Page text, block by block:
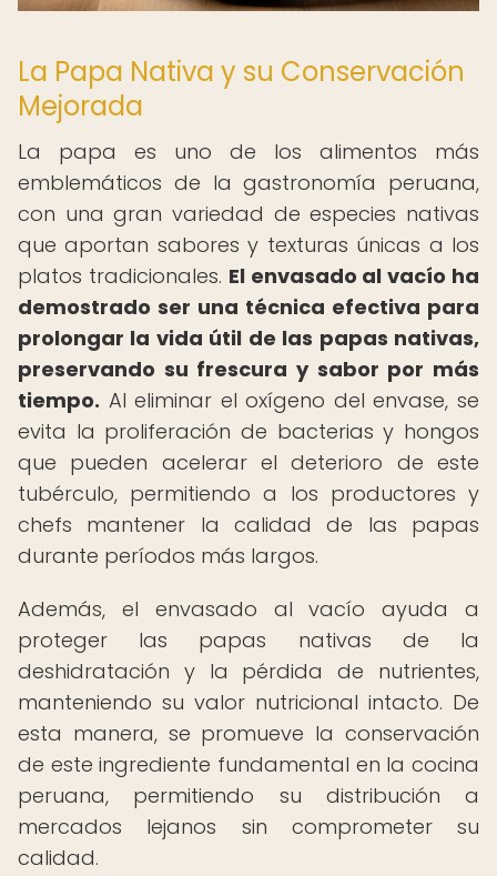
La Papa Nativa y su Conservación
Mejorada
La papa es uno de los alimentos más
emblemáticos de la gastronomía peruana,
con una gran variedad de especies nativas
que aportan sabores y texturas únicas a los
platos tradicionales. El envasado al vacío ha
demostrado ser una técnica efectiva para
prolongar la vida útil de las papas nativas,
preservando su frescura y sabor por más
tiempo. Al eliminar el oxígeno del envase, se
evita la proliferación de bacterias y hongos
que pueden acelerar el deterioro de este
tubérculo, permitiendo a los productores y
chefs mantener la calidad de las papas
durante períodos más largos.
Además, el envasado al vacío ayuda a
proteger las papas nativas de la
deshidratación y la pérdida de nutrientes,
manteniendo su valor nutricional intacto. De
esta manera, se promueve la conservación
de este ingrediente fundamental en la cocina
peruana, permitiendo su distribución a
mercados lejanos sin comprometer su
calidad.